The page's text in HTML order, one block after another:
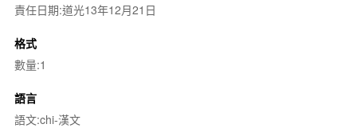
責任日期:道光13年12月21日
格式
數量:1
語言
語文:chi-漢文